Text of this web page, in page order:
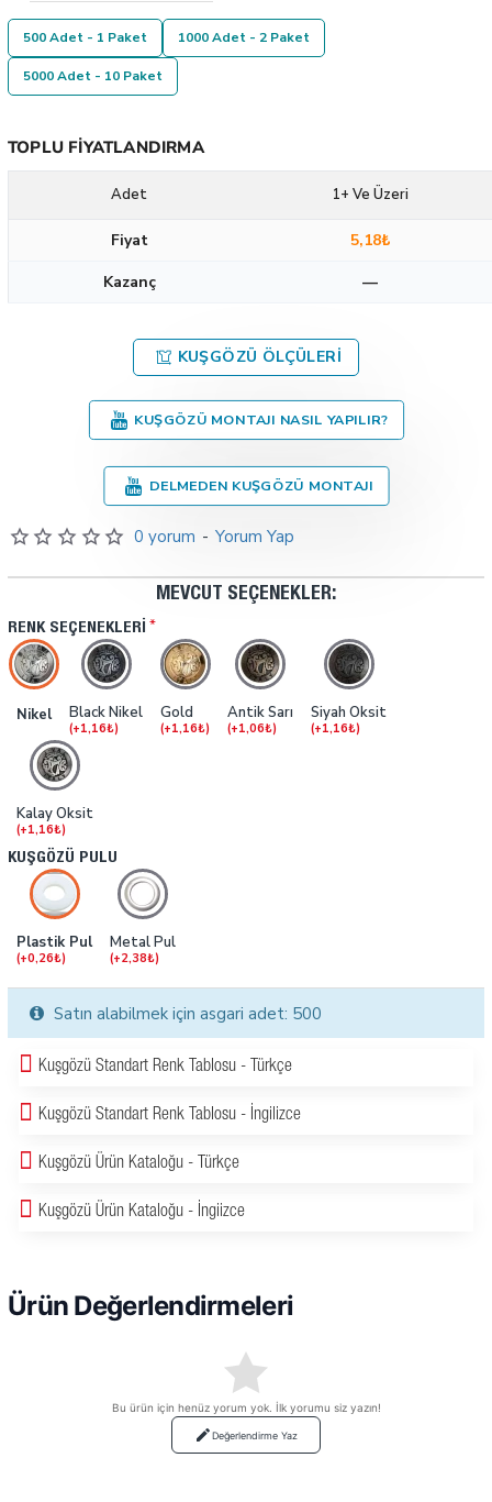
0 yorum - Yorum Yap
500 Adet - 1 Paket 1000 Adet - 2 Paket
5000 Adet - 10 Paket
MEVCUT SEÇENEKLER:
RENK SEÇENEKLERI
Nikel Black Nikel
(+1,16₺)
Gold
(+1,16₺)
Antik Sarı
(+1,06₺)
Siyah Oksit
(+1,16₺)
Kalay Oksit
(+1,16₺)
KUŞGÖZÜ PULU
Plastik Pul
(+0,26₺)
Metal Pul
(+2,38₺)
Satın alabilmek için asgari adet: 500
TOPLU FIYATLANDIRMA
Adet 1+ Ve Üzeri
Fiyat
5,18₺
Kazanç
—
KUŞGÖZÜ ÖLÇÜLERI
KUŞGÖZÜ MONTAJI NASIL YAPILIR?
DELMEDEN KUŞGÖZÜ MONTAJI
Kuşgözü Standart Renk Tablosu - Türkçe
Kuşgözü Standart Renk Tablosu - İngilizce
Kuşgözü Ürün Kataloğu - Türkçe
Kuşgözü Ürün Kataloğu - İngiizce
Ürün Değerlendirmeleri
Bu ürün için henüz yorum yok. İlk yorumu siz yazın!
Değerlendirme Yaz